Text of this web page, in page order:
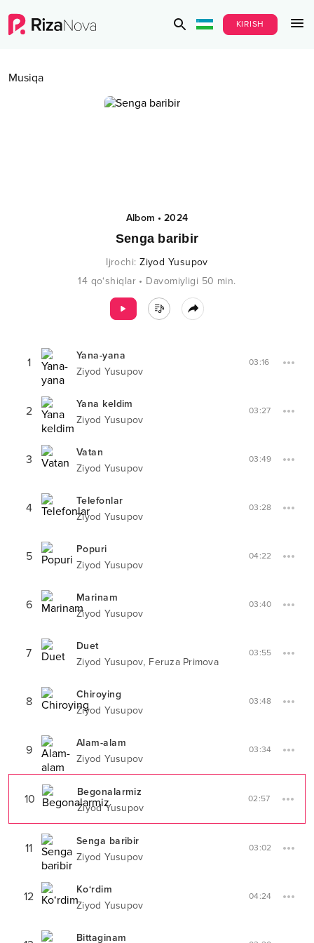
KIRISH
Musiqa
Albom •2024
Senga baribir
Ijrochi:Ziyod Yusupov
14 qo‘shiqlar • Davomiyligi 50 min.
1
Yana-yana
Ziyod Yusupov
03:16
2
Yana keldim
Ziyod Yusupov
03:27
3
Vatan
Ziyod Yusupov
03:49
4
Telefonlar
Ziyod Yusupov
03:28
5
Popuri
Ziyod Yusupov
04:22
6
Marinam
Ziyod Yusupov
03:40
7
Duet
Ziyod Yusupov, Feruza Primova
03:55
8
Chiroying
Ziyod Yusupov
03:48
9
Alam-alam
Ziyod Yusupov
03:34
10
Begonalarmiz
Ziyod Yusupov
02:57
11
Senga baribir
Ziyod Yusupov
03:02
12
Ko‘rdim
Ziyod Yusupov
04:24
Bittaginam